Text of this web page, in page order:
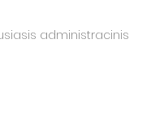
administracinis